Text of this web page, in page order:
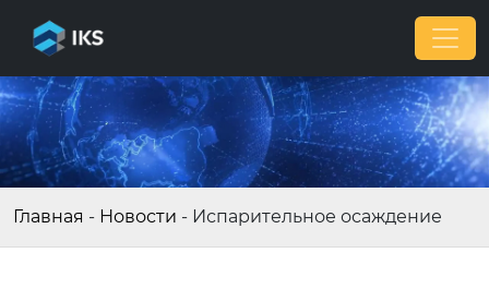
Главная - Новости - Испарительное осаждение